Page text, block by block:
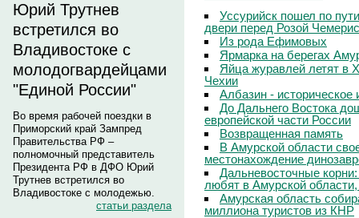
Юрий Трутнев
встретился во
Владивостоке с
молодогвардейцами
"Единой России"
Во время рабочей поездки в
Приморский край Зампред
Правительства РФ –
полномочный представитель
Президента РФ в ДФО Юрий
Трутнев встретился во
Владивостоке с молодежью.
статьи раздела
Уссурийск пошел по
двери перед Розой Чемерис
Из рода Ефимовых
Ярмарка на берегах
Яйца журавлей летят в
Чехии
Албазин - историческое
До Дальнего Востока
европейской части России
Возвращенная память
В Амурской области
местонахождение
Дальневосточные
любят в Амурской
Амурская область
миллиона туристов из КНР